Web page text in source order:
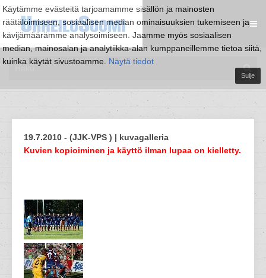
Käytämme evästeitä tarjoamamme sisällön ja mainosten
räätälöimiseen, sosiaalisen median ominaisuuksien tukemiseen ja
kävijämäärämme analysoimiseen. Jaamme myös sosiaalisen
median, mainosalan ja analytiikka-alan kumppaneillemme tietoa siitä,
kuinka käytät sivustoamme. Näytä tiedot
Sulje
19.7.2010 - (JJK-VPS ) | kuvagalleria
Kuvien kopioiminen ja käyttö ilman lupaa on kielletty.